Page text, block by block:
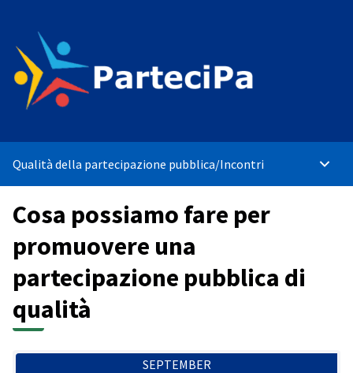
Qualità della partecipazione pubblica/Incontri Main
Cosa possiamo fare per
promuovere una
partecipazione pubblica di
qualità
SEPTEMBER